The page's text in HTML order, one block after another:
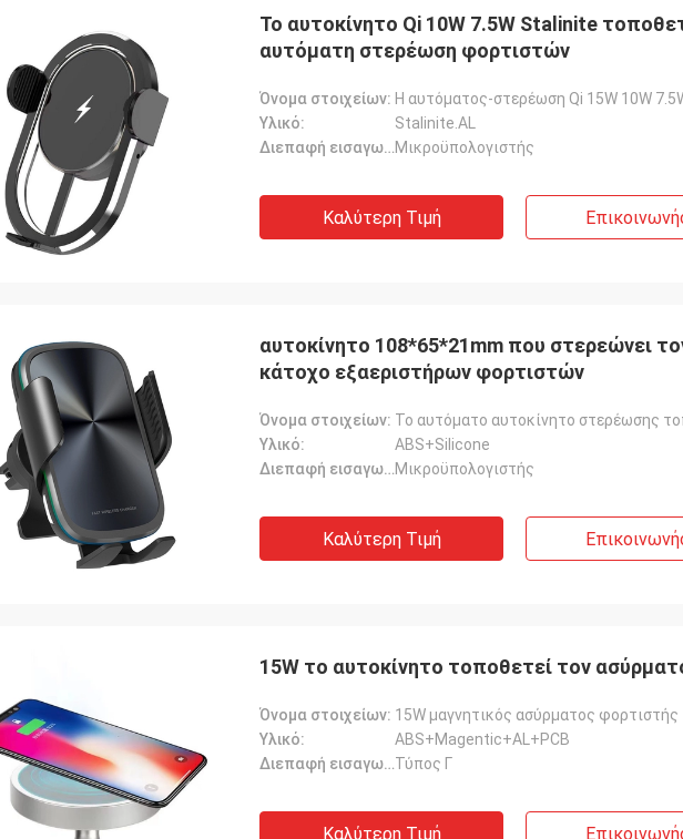
Το αυτοκίνητο Qi 10W 7.5W Stalinite
αυτόματη στερέωση φορτιστών
Όνομα στοιχείων:
Υλικό:
Stalinite.AL
Διεπαφή εισαγωγής:Μικροϋπολογιστής
Καλύτερη Τιμή
αυτοκίνητο 108*65*21mm που στερεώνει
κάτοχο εξαεριστήρων φορτιστών
Όνομα στοιχείων: Το αυτόματο αυτοκίνητο στερέωσης
Υλικό:
ABS+Silicone
Διεπαφή εισαγωγής:Μικροϋπολογιστής
Καλύτερη Τιμή
15W το αυτοκίνητο τοποθετεί τον
Όνομα στοιχείων: 15W μαγνητικός ασύρματος φορτιστής
Υλικό:
ABS+Magentic+AL+PCB
Διεπαφή εισαγωγής:Τύπος Γ
Καλύτερη Τιμή